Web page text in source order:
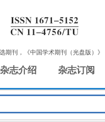
期刊，《中国学术期刊（光盘版）
杂志介绍 杂志订阅